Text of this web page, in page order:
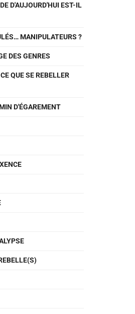
D'AUJOURD'HUI EST-IL
MANIPULATEURS ?
DES GENRES
QUE SE REBELLER
D'ÉGAREMENT